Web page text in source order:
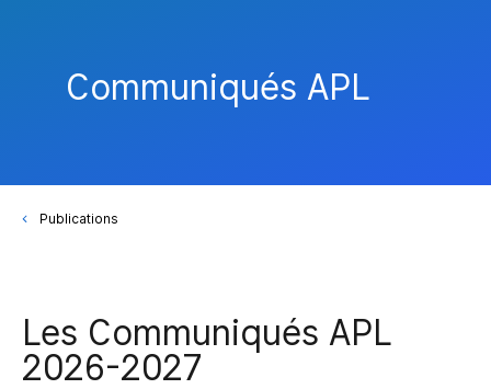
Communiqués APL
Publications
Les Communiqués APL
2026-2027